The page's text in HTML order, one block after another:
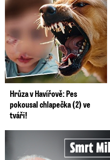
Hrůza v Havířově: Pes
pokousal chlapečka (2) ve
tváři!
Smrt Milana Knížáka (†86):